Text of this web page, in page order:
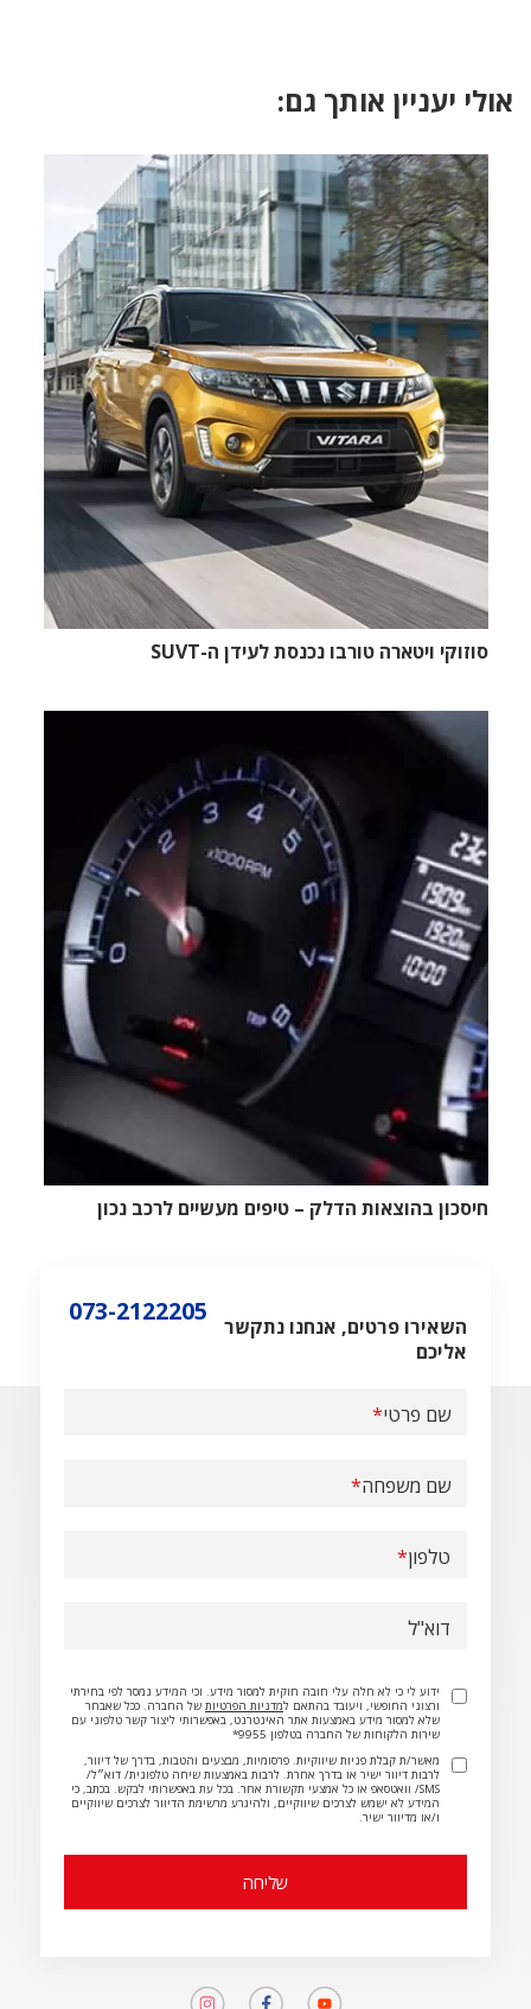
אולי יעניין אותך גם:
סוזוקי ויטארה טורבו נכנסת לעידן ה-SUVT
חיסכון בהוצאות הדלק – טיפים מעשיים לרכב נכון
073-2122205
השאירו פרטים, אנחנו נתקשר
אליכם
שם פרטי
שם משפחה
טלפון
דוא"ל
ידוע לי כי לא חלה עלי חובה חוקית למסור מידע. וכי המידע נמסר לפי בחירתי
ורצוני החופשי, ויעובד בהתאם למדניות הפרטיות של החברה. ככל שאבחר
שלא למסור מידע באמצעות אתר האינטרנט, באפשרותי ליצור קשר טלפוני עם
שירות הלקוחות של החברה בטלפון 9955*
מאשר/ת קבלת פניות שיווקיות. פרסומיות, מבצעים והטבות, בדרך של דיוור,
לרבות דיוור ישיר או בדרך אחרת. לרבות באמצעות שיחה טלפונית/ דוא״ל/
SMS/ וואטסאפ או כל אמצעי תקשורת אחר. בכל עת באפשרותי לבקש. בכתב, כי
המידע לא ישמש לצרכים שיווקיים, ולהיגרע מרשימת הדיוור לצרכים שיווקיים
ו/או מדיוור ישיר.
תמונה תמונה
תמונה